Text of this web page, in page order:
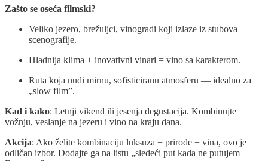
Zašto se oseća filmski?
Veliko jezero, brežuljci, vinogradi koji izlaze iz stubova
scenografije.
Hladnija klima + inovativni vinari = vino sa karakterom.
Ruta koja nudi mirnu, sofisticiranu atmosferu — idealno za
„slow film”.
Kad i kako: Letnji vikend ili jesenja degustacija. Kombinujte
vožnju, veslanje na jezeru i vino na kraju dana.
Akcija: Ako želite kombinaciju luksuza + prirode + vina, ovo je
odličan izbor. Dodajte ga na listu „sledeći put kada ne putujem